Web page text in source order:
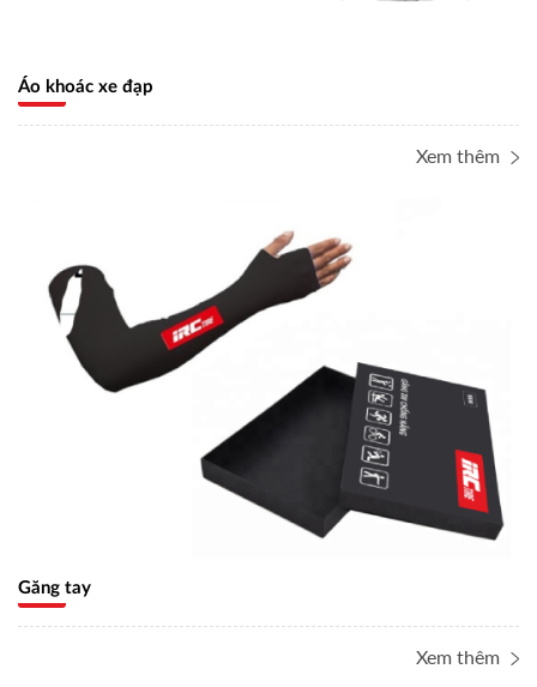
Áo khoác xe đạp
Xem thêm
Găng tay
Xem thêm